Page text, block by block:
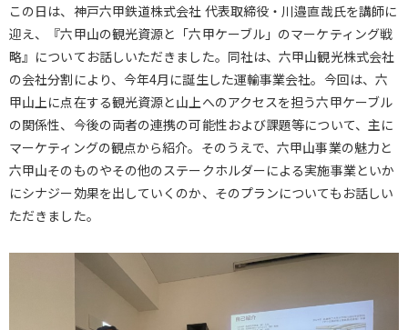
この日は、神戸六甲鉄道株式会社 代表取締役・川邉直哉氏を講師に
迎え、『六甲山の観光資源と「六甲ケーブル」のマーケティング戦
略』についてお話しいただきました。同社は、六甲山観光株式会社
の会社分割により、今年4月に誕生した運輸事業会社。今回は、六
甲山上に点在する観光資源と山上へのアクセスを担う六甲ケーブル
の関係性、今後の両者の連携の可能性および課題等について、主に
マーケティングの観点から紹介。そのうえで、六甲山事業の魅力と
六甲山そのものやその他のステークホルダーによる実施事業といか
にシナジー効果を出していくのか、そのプランについてもお話しい
ただきました。